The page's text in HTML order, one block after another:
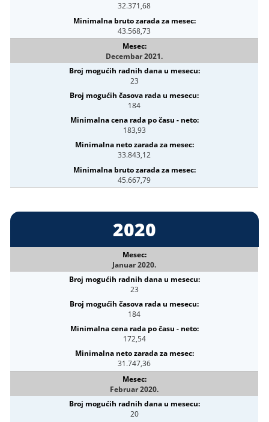
32.371,68
43.568,73
Decembar 2021.
23
184
183,93
33.843,12
45.667,79
2020
Januar 2020.
23
184
172,54
31.747,36
Februar 2020.
20